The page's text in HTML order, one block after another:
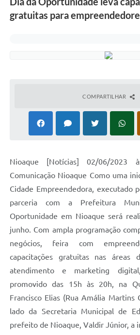
gratuitas para
COMPARTILHAR
Nioaque [Notícias] 02/06/2023
Comunicação Nioaque Como uma
Cidade Empreendedora, executado
parceria com a Prefeitura
Oportunidade em Nioaque será
junho. Com ampla programação
negócios, feira com
capacitações gratuitas nas áreas
atendimento e marketing
promovido das 15h às 20h, na
Francisco Elias (Rua Amália Martins
lado da Secretaria Municipal de
prefeito de Nioaque, Valdir Júnior, a